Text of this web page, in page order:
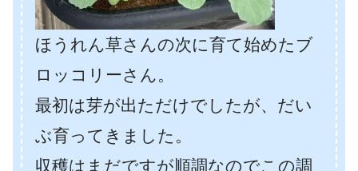
ほうれん草さんの次に育て始めたブ
ロッコリーさん。
最初は芽が出ただけでしたが、だい
ぶ育ってきました。
収穫はまだですが順調なのでこの調